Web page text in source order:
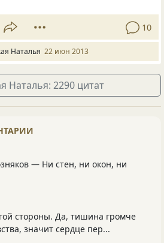
10
Наталья 22 июн 2013
Наталья: 2290 цитат
— Ни стен, ни окон, ни
стороны. Да, тишина громче
значит сердце пер...